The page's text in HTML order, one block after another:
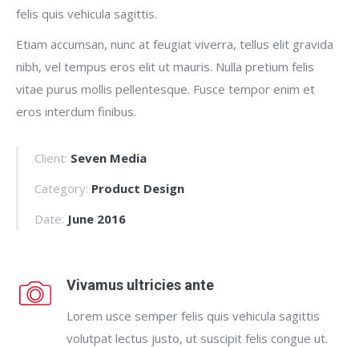
felis quis vehicula sagittis.
Etiam accumsan, nunc at feugiat viverra, tellus elit gravida
nibh, vel tempus eros elit ut mauris. Nulla pretium felis
vitae purus mollis pellentesque. Fusce tempor enim et
eros interdum finibus.
Client: Seven Media
Category: Product Design
Date: June 2016
Vivamus ultricies ante
Lorem usce semper felis quis vehicula sagittis
volutpat lectus justo, ut suscipit felis congue ut.